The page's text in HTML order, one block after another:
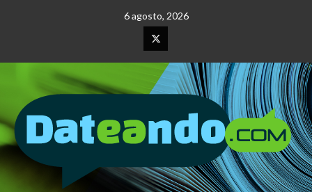
6 agosto, 2026
Elemento
del
menú